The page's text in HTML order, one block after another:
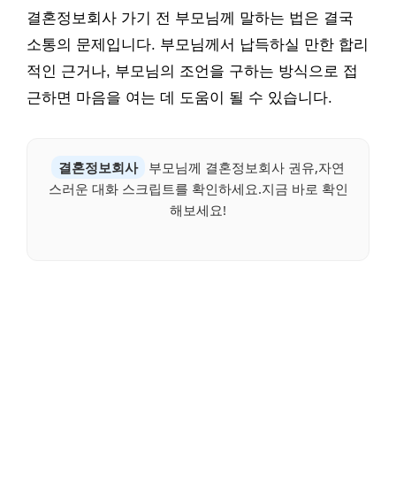
결혼정보회사 가기 전 부모님께 말하는 법은 결국
소통의 문제입니다. 부모님께서 납득하실 만한 합리
적인 근거나, 부모님의 조언을 구하는 방식으로 접
근하면 마음을 여는 데 도움이 될 수 있습니다.
결혼정보회사
부모님께 결혼정보회사 권유,자연
스러운 대화 스크립트를 확인하세요.지금 바로 확인
해보세요!